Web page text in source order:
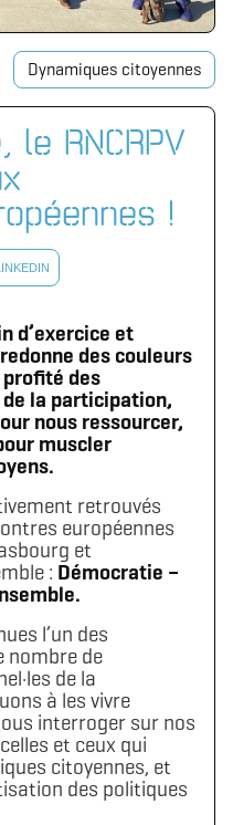
Dynamiques citoyennes
RNCRPV
!
d’exercice et
des couleurs
profité des
la participation,
nous ressourcer,
muscler
retrouvés
européennes
et
: Démocratie –
l’un des
nombre de
de la
à les vivre
interroger sur nos
et ceux qui
citoyennes, et
des politiques